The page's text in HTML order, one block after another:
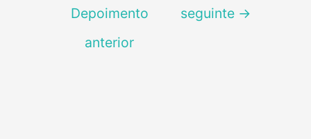
PostDepoimento
anterior
seguinte →